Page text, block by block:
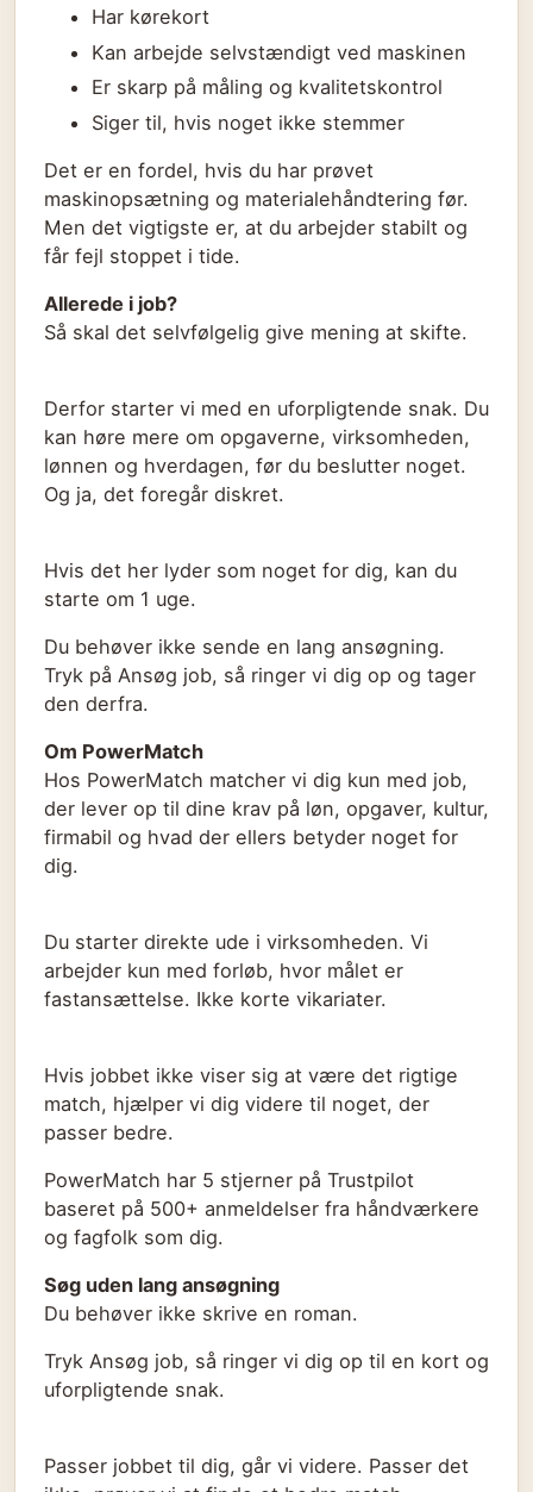
Har kørekort
Kan arbejde selvstændigt ved maskinen
Er skarp på måling og kvalitetskontrol
Siger til, hvis noget ikke stemmer
Det er en fordel, hvis du har prøvet
maskinopsætning og materialehåndtering før.
Men det vigtigste er, at du arbejder stabilt og
får fejl stoppet i tide.
Allerede i job?
Så skal det selvfølgelig give mening at skifte.
Derfor starter vi med en uforpligtende snak. Du
kan høre mere om opgaverne, virksomheden,
lønnen og hverdagen, før du beslutter noget.
Og ja, det foregår diskret.
Hvis det her lyder som noget for dig, kan du
starte om 1 uge.
Du behøver ikke sende en lang ansøgning.
Tryk på Ansøg job, så ringer vi dig op og tager
den derfra.
Om PowerMatch
Hos PowerMatch matcher vi dig kun med job,
der lever op til dine krav på løn, opgaver, kultur,
firmabil og hvad der ellers betyder noget for
dig.
Du starter direkte ude i virksomheden. Vi
arbejder kun med forløb, hvor målet er
fastansættelse. Ikke korte vikariater.
Hvis jobbet ikke viser sig at være det rigtige
match, hjælper vi dig videre til noget, der
passer bedre.
PowerMatch har 5 stjerner på Trustpilot
baseret på 500+ anmeldelser fra håndværkere
og fagfolk som dig.
Søg uden lang ansøgning
Du behøver ikke skrive en roman.
Tryk Ansøg job, så ringer vi dig op til en kort og
uforpligtende snak.
Passer jobbet til dig, går vi videre. Passer det